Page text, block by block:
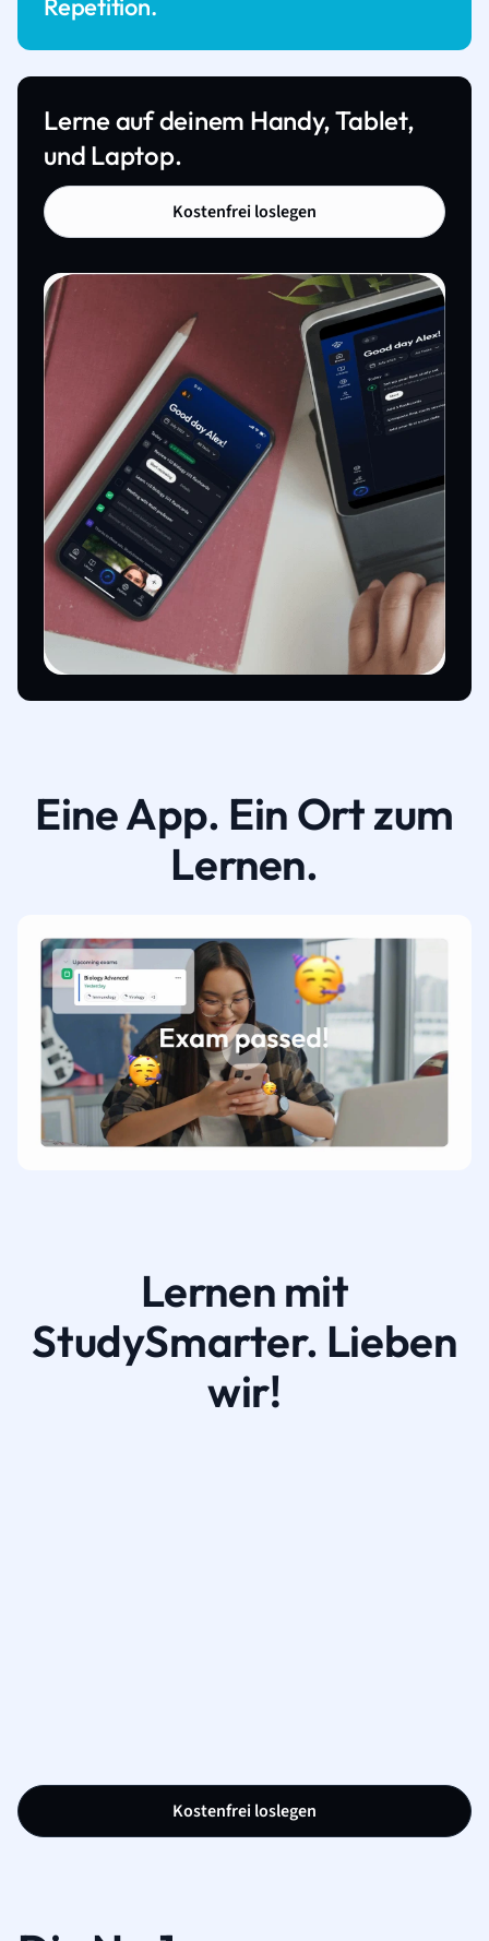
Repetition.
Lerne auf deinem Handy, Tablet,
und Laptop.
Kostenfrei loslegen
Eine App. Ein Ort zum
Lernen.
Lernen mit
StudySmarter. Lieben
wir!
Kostenfrei loslegen